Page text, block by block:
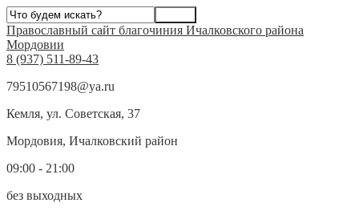
Православный сайт благочиния Ичалковского района
Мордовии
8 (937) 511-89-43
79510567198@ya.ru
Кемля, ул. Советская, 37
Мордовия, Ичалковский район
09:00 - 21:00
без выходных